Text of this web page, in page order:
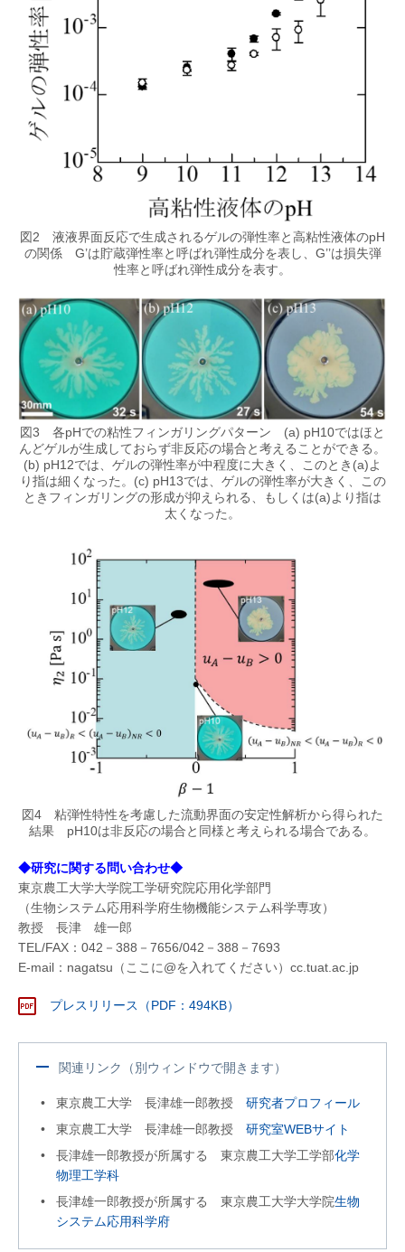
図2 液液界面反応で生成されるゲルの弾性率と高粘性液体のpH
の関係 G’は貯蔵弾性率と呼ばれ弾性成分を表し、G’’は損失弾
性率と呼ばれ弾性成分を表す。
図3 各pHでの粘性フィンガリングパターン (a) pH10ではほと
んどゲルが生成しておらず非反応の場合と考えることができる。
(b) pH12では、ゲルの弾性率が中程度に大きく、このとき(a)よ
り指は細くなった。(c) pH13では、ゲルの弾性率が大きく、この
ときフィンガリングの形成が抑えられる、もしくは(a)より指は
太くなった。
図4 粘弾性特性を考慮した流動界面の安定性解析から得られた
結果 pH10は非反応の場合と同様と考えられる場合である。
◆研究に関する問い合わせ◆
東京農工大学大学院工学研究院応用化学部門
（生物システム応用科学府生物機能システム科学専攻）
教授 長津 雄一郎
TEL/FAX：042－388－7656/042－388－7693
E-mail：nagatsu（ここに@を入れてください）cc.tuat.ac.jp
プレスリリース（PDF：494KB）
関連リンク（別ウィンドウで開きます）
東京農工大学 長津雄一郎教授研究者プロフィール
東京農工大学 長津雄一郎教授研究室WEBサイト
長津雄一郎教授が所属する 東京農工大学工学部化学
物理工学科
長津雄一郎教授が所属する 東京農工大学大学院生物
システム応用科学府